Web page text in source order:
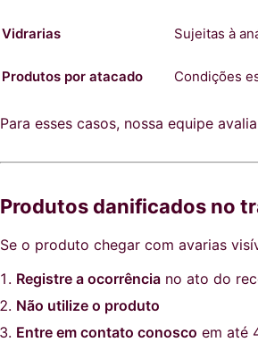
Vidrarias Sujeitas à
Produtos por atacado Condições
Para esses casos, nossa equipe
Produtos danificados no
Se o produto chegar com avarias
Registre a ocorrência no ato do
Não utilize o produto
Entre em contato conosco em até